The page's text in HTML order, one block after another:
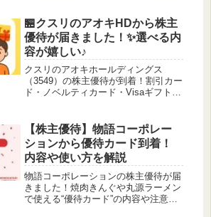
🏪クスリのアオキHDから株主
優待が届きました！✨選べる内
容が嬉しい♪
クスリのアオキホールディングス
（3549）の株主優待が到着！割引カー
ド・ノベルティカード・Visaギフトカ
し込み方法も分かりやすく解説しま
す。
【株主優待】物語コーポレー
ションから優待カード到着！
内容や使い方を解説
物語コーポレーションの株主優待が届
きました！焼肉きんぐや丸源ラーメン
で使える“優待カード”の内容や注意点